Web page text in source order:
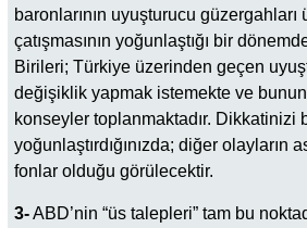
baronlarının uyuşturucu güzergahları
çatışmasının yoğunlaştığı bir
Birileri; Türkiye üzerinden geçen
değişiklik yapmak istemekte ve
konseyler toplanmaktadır. Dikkatinizi
yoğunlaştırdığınızda; diğer olayların
fonlar olduğu görülecektir.
3-ABD’nin “üs talepleri” tam bu